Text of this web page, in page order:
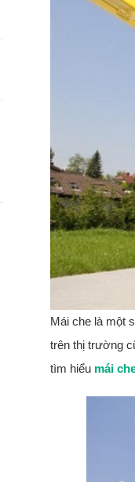
Mái che là một
trên thị trường
tìm hiểu mái